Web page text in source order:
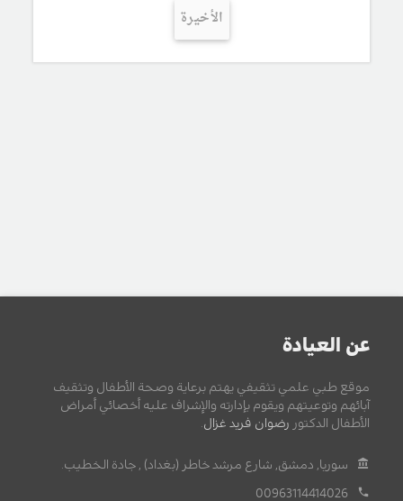
الأخيرة
عن العيادة
موقع طبي علمي تثقيفي يهتم برعاية وصحة الأطفال وتثقيف
آبائهم وتوعيتهم ويقوم بإدارته والإشراف عليه أخصائي أمراض
الأطفال الدكتور رضوان فريد غزال
سوريا, دمشق, شارع مرشد خاطر (بغداد) , جادة الخطيب.
00963114414026